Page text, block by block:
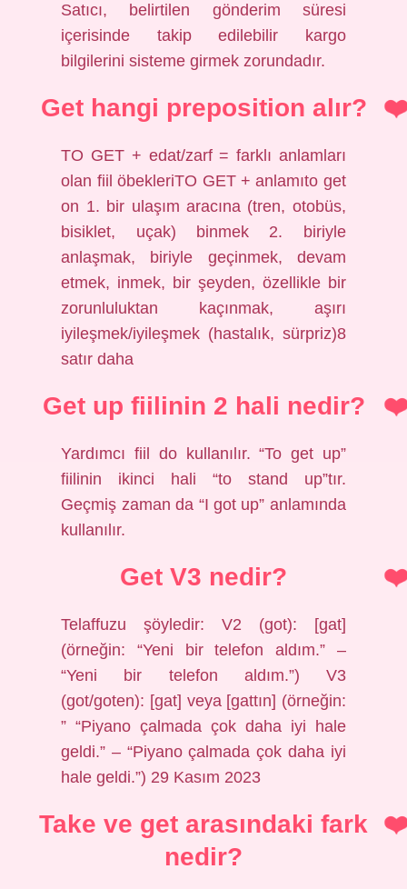
Satıcı, belirtilen gönderim süresi
içerisinde takip edilebilir kargo
bilgilerini sisteme girmek zorundadır.
Get hangi preposition alır?
TO GET + edat/zarf = farklı anlamları
olan fiil öbekleriTO GET + anlamıto get
on 1. bir ulaşım aracına (tren, otobüs,
bisiklet, uçak) binmek 2. biriyle
anlaşmak, biriyle geçinmek, devam
etmek, inmek, bir şeyden, özellikle bir
zorunluluktan kaçınmak, aşırı
iyileşmek/iyileşmek (hastalık, sürpriz)8
satır daha
Get up fiilinin 2 hali nedir?
Yardımcı fiil do kullanılır. “To get up”
fiilinin ikinci hali “to stand up”tır.
Geçmiş zaman da “I got up” anlamında
kullanılır.
Get V3 nedir?
Telaffuzu şöyledir: V2 (got): [gat]
(örneğin: “Yeni bir telefon aldım.” –
“Yeni bir telefon aldım.”) V3
(got/goten): [gat] veya [gattın] (örneğin:
” “Piyano çalmada çok daha iyi hale
geldi.” – “Piyano çalmada çok daha iyi
hale geldi.”) 29 Kasım 2023
Take ve get arasındaki fark
nedir?